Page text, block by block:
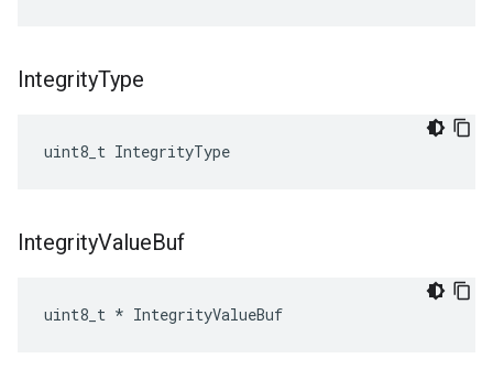
IntegrityType
uint8_t IntegrityType
IntegrityValueBuf
uint8_t * IntegrityValueBuf